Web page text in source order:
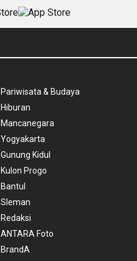
Pariwisata & Budaya
Hiburan
Mancanegara
Yogyakarta
Gunung Kidul
Kulon Progo
Bantul
Sleman
Redaksi
ANTARA Foto
BrandA